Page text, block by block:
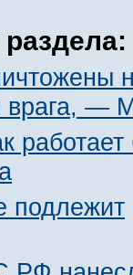
врага, —
подлежит